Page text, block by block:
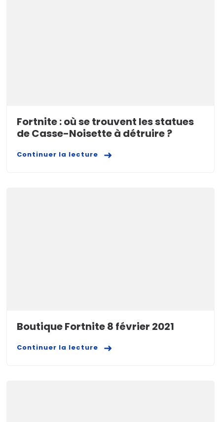
Fortnite : où se trouvent les statues
de Casse-Noisette à détruire ?
Continuer la lecture
Boutique Fortnite 8 février 2021
Continuer la lecture